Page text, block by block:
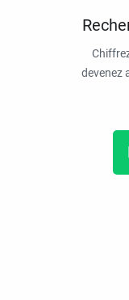
devenez